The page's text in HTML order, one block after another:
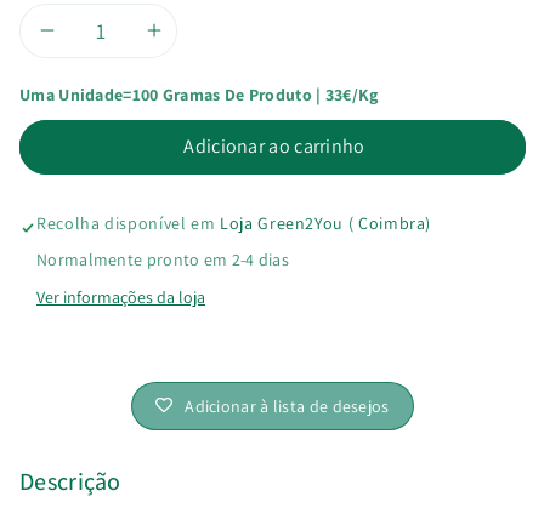
Diminuir
a
quantidade
de
Proteína
de
Aumentar
a
quantidade
de
Proteína
de
Uma Unidade=100 Gramas De Produto | 33€/kg
Adicionar ao carrinho
Recolha disponível em Loja Green2You ( Coimbra)
Normalmente pronto em 2-4 dias
Ver informações da loja
Adicionar à lista de desejos
Descrição